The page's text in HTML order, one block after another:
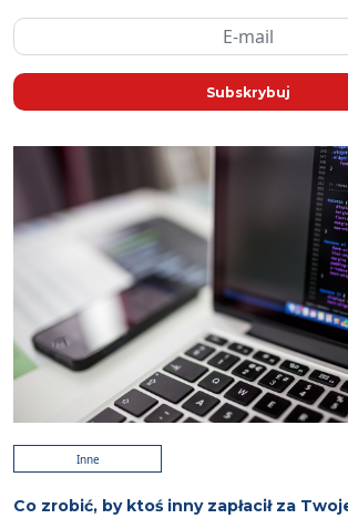
Inne
Co zrobić, by ktoś inny zapłacił za